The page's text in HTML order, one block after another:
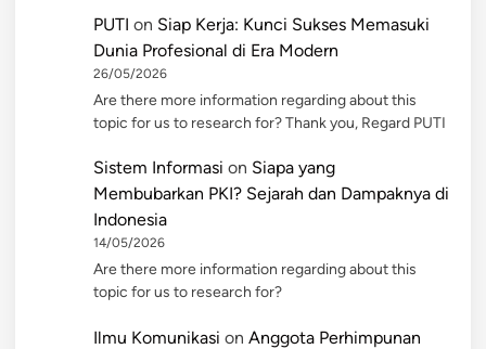
PUTI on Siap Kerja: Kunci Sukses Memasuki
Dunia Profesional di Era Modern
26/05/2026
Are there more information regarding about this
topic for us to research for? Thank you, Regard PUTI
Sistem Informasi on Siapa yang
Membubarkan PKI? Sejarah dan Dampaknya di
Indonesia
14/05/2026
Are there more information regarding about this
topic for us to research for?
Ilmu Komunikasi on Anggota Perhimpunan